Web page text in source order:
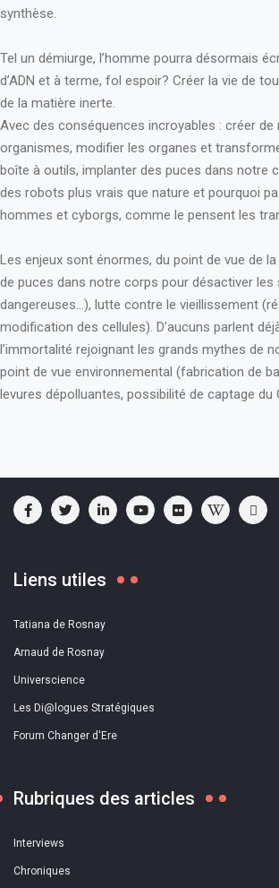
synthèse.
Tel un démiurge, l’homme pourra désormais
d’ADN et à terme, fol espoir? Créer la vie de
de la matière inerte.
Avec des conséquences incroyables : créer de
organismes, modifier les organes et
boîte à outils, implanter des puces dans notre
des robots plus vrais que nature et pourquoi
hommes et cyborgs, comme le pensent les
Les enjeux sont énormes, du point de vue de
de puces dans notre corps pour désactiver les
dangereuses…), lutte contre le vieillissement
modification des cellules). D’aucuns parlent
l’immortalité rejoignant les grands mythes de
point de vue environnemental (fabrication de
levures dépolluantes, possibilité de captage du
Liens utiles
Tatiana de Rosnay
Arnaud de Rosnay
Universcience
Les Di@logues Stratégiques
Forum Changer d'Ere
Rubriques des articles
Interviews
Chroniques